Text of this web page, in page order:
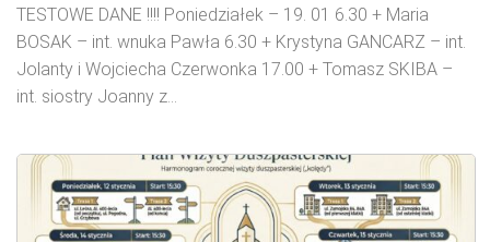
TESTOWE DANE !!!! Poniedziałek – 19. 01 6.30 + Maria
BOSAK – int. wnuka Pawła 6.30 + Krystyna GANCARZ – int.
Jolanty i Wojciecha Czerwonka 17.00 + Tomasz SKIBA –
int. siostry Joanny z...